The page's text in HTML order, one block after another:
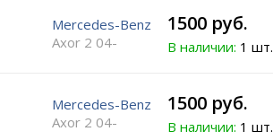
Mercedes-Benz
Axor 2 04-
1500 руб.
В наличии: 1 шт.
Mercedes-Benz
Axor 2 04-
1500 руб.
В наличии: 1 шт.